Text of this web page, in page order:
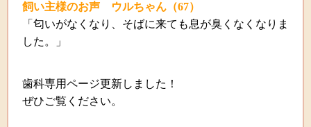
飼い主様のお声 ウルちゃん（67）
「匂いがなくなり、そばに来ても息が臭くなくなりま
した。」
歯科専用ページ更新しました！
ぜひご覧ください。